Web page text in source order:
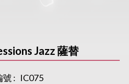
Jazz 薩替
號 : IC075